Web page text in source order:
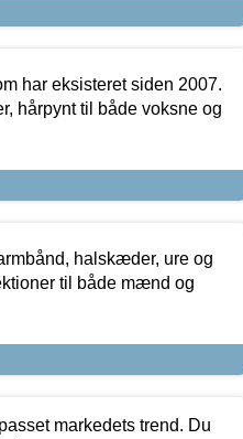
har eksisteret siden 2007.
hårpynt til både voksne og
halskæder, ure og
til både mænd og
markedets trend. Du